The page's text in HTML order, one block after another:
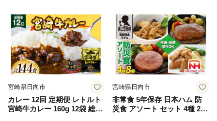
宮崎県日向市
カレー 12回 定期便 レトルト
宮崎牛カレー 160g 12袋 総計
宮崎県日向市
非常食 5年保存 日本ハム 防
災食 アソート セット 4種 2個